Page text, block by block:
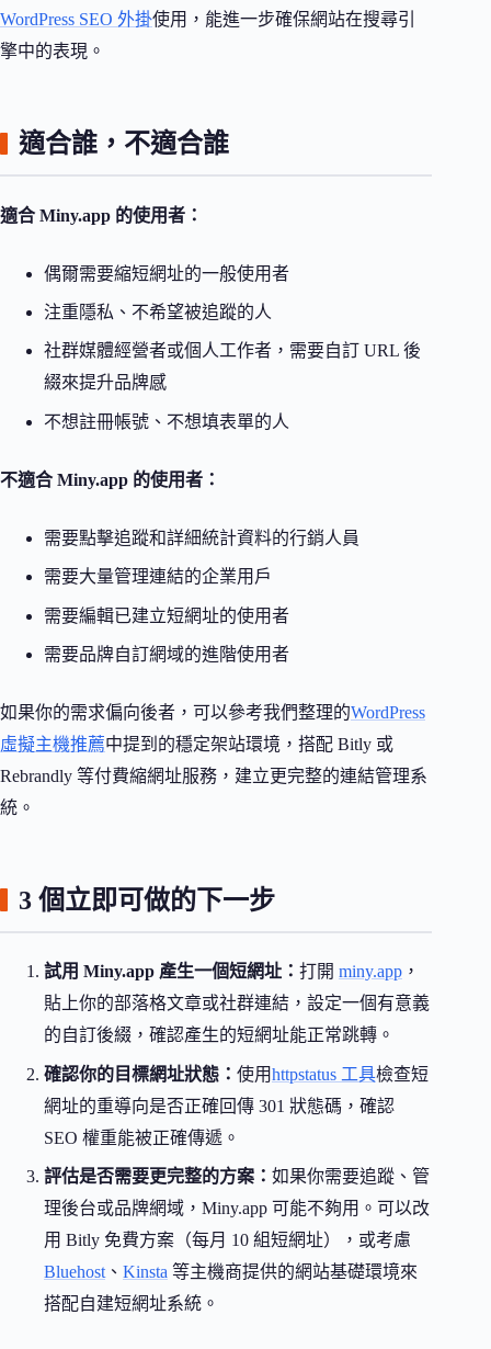
WordPress SEO 外掛使用，能進一步確保網站在搜尋引
擎中的表現。
適合誰，不適合誰
適合 Miny.app 的使用者：
偶爾需要縮短網址的一般使用者
注重隱私、不希望被追蹤的人
社群媒體經營者或個人工作者，需要自訂 URL 後
綴來提升品牌感
不想註冊帳號、不想填表單的人
不適合 Miny.app 的使用者：
需要點擊追蹤和詳細統計資料的行銷人員
需要大量管理連結的企業用戶
需要編輯已建立短網址的使用者
需要品牌自訂網域的進階使用者
如果你的需求偏向後者，可以參考我們整理的WordPress
虛擬主機推薦中提到的穩定架站環境，搭配 Bitly 或
Rebrandly 等付費縮網址服務，建立更完整的連結管理系
統。
3 個立即可做的下一步
試用 Miny.app 產生一個短網址： 打開 miny.app ，
貼上你的部落格文章或社群連結，設定一個有意義
的自訂後綴，確認產生的短網址能正常跳轉。
確認你的目標網址狀態： 使用httpstatus 工具檢查短
網址的重導向是否正確回傳 301 狀態碼，確認
SEO 權重能被正確傳遞。
評估是否需要更完整的方案： 如果你需要追蹤、管
理後台或品牌網域，Miny.app 可能不夠用。可以改
用 Bitly 免費方案（每月 10 組短網址），或考慮
Bluehost 、 Kinsta 等主機商提供的網站基礎環境來
搭配自建短網址系統。